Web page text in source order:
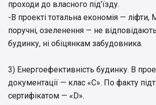
проходи до власного під’їзду.
-В проекті тотальна економія — ліфти,
поручні, озеленення — не
будинку, ні обіцянкам забудовника.
3) Енергоефективність будинку. В
документації — клас «С». По факту
сертифікатом — «D».